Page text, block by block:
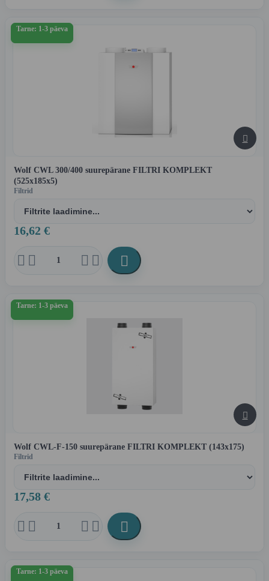
Tarne: 1-3 päeva

Wolf CWL 300/400 suurepärane FILTRI KOMPLEKT
(525x185x5)
Filtrid
16,62 €
    
Tarne: 1-3 päeva

Wolf CWL-F-150 suurepärane FILTRI KOMPLEKT (143x175)
Filtrid
17,58 €
    
Tarne: 1-3 päeva